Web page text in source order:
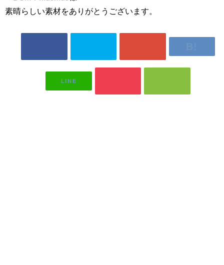
素晴らしい素材をありがとうございます。
LINE